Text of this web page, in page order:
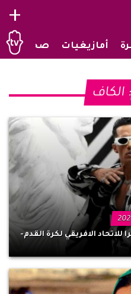
+
أمازيغيات صحراويات
الكاف
الافريقي لكرة القدم-